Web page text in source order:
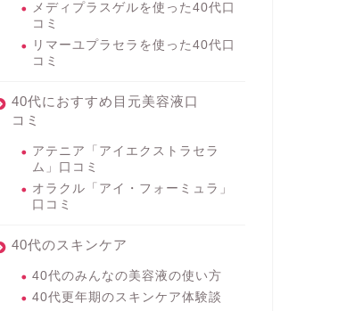
メディプラスゲルを使った40代口
コミ
リマーユプラセラを使った40代口
コミ
40代におすすめ目元美容液口
コミ
アテニア「アイエクストラセラ
ム」口コミ
オラクル「アイ・フォーミュラ」
口コミ
40代のスキンケア
40代のみんなの美容液の使い方
40代更年期のスキンケア体験談